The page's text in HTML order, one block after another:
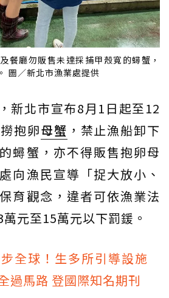
餐廳勿販售未達採捕甲殼寬的蟳蟹，
圖／新北市漁業處提供
新北市宣布8月1日起至12
抱卵母蟹 ，禁止漁船卸下
蟳蟹，亦不得販售抱卵母
向漁民宣導「捉大放小、
育觀念，違者可依漁業法
元至15萬元以下罰鍰。
全球！生多所引導設施
過馬路 登國際知名期刊